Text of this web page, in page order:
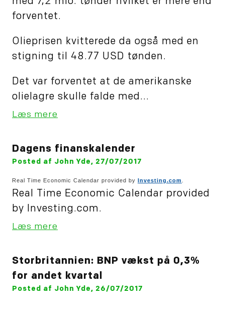
forventet.
Olieprisen kvitterede da også med en
stigning til 48.77 USD tønden.
Det var forventet at de amerikanske
olielagre skulle falde med...
Læs mere
Dagens finanskalender
Posted af John Yde, 27/07/2017
Real Time Economic Calendar provided by Investing.com
Real Time Economic Calendar provided
by Investing.com.
Læs mere
Storbritannien: BNP vækst på 0,3%
for andet kvartal
Posted af John Yde, 26/07/2017